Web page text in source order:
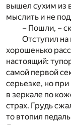
вышел сухим из
мыслить и не
– Пошли, –
Отступил на
хорошенько
настоящий:
самой первой
серьезке, но
в зеркале по
страх. Грудь
то втопил